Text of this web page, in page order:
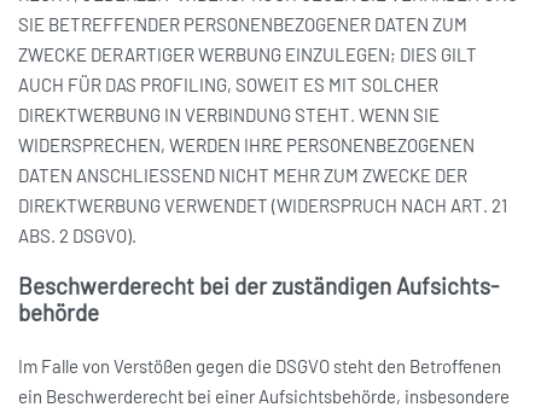
SIE BETREFFENDER PERSONENBEZOGENER DATEN ZUM
ZWECKE DERARTIGER WERBUNG EINZULEGEN; DIES GILT
AUCH FÜR DAS PROFILING, SOWEIT ES MIT SOLCHER
DIREKTWERBUNG IN VERBINDUNG STEHT. WENN SIE
WIDERSPRECHEN, WERDEN IHRE PERSONENBEZOGENEN
DATEN ANSCHLIESSEND NICHT MEHR ZUM ZWECKE DER
DIREKTWERBUNG VERWENDET (WIDERSPRUCH NACH ART. 21
ABS. 2 DSGVO).
Beschwerde­recht bei der zuständigen Aufsichts­
behörde
Im Falle von Verstößen gegen die DSGVO steht den Betroffenen
ein Beschwerderecht bei einer Aufsichtsbehörde, insbesondere